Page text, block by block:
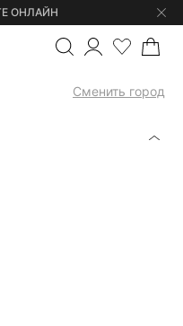
ОНЛАЙН
Сменить город
ДВУБОРТНЫЙ ЖАКЕТ С